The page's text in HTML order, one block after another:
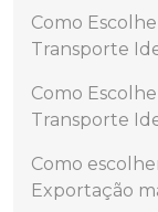
Como
Transporte
Como
Transporte
Como
Exportação